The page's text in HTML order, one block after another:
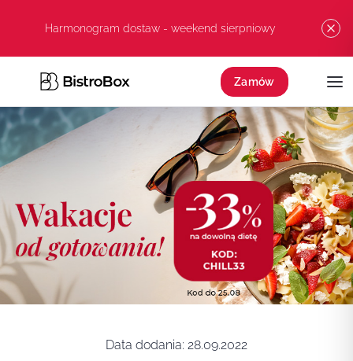
Harmonogram dostaw - weekend sierpniowy
Zamów
Data dodania: 28.09.2022